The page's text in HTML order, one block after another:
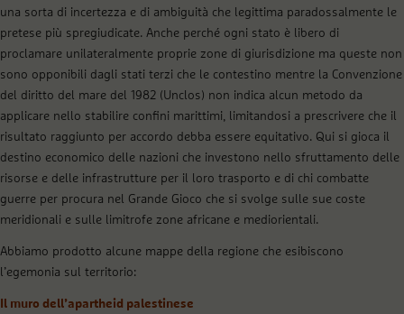
una sorta di incertezza e di ambiguità che legittima paradossalmente le
pretese più spregiudicate. Anche perché ogni stato è libero di
proclamare unilateralmente proprie zone di giurisdizione ma queste non
sono opponibili dagli stati terzi che le contestino mentre la Convenzione
del diritto del mare del 1982 (Unclos) non indica alcun metodo da
applicare nello stabilire confini marittimi, limitandosi a prescrivere che il
risultato raggiunto per accordo debba essere equitativo. Qui si gioca il
destino economico delle nazioni che investono nello sfruttamento delle
risorse e delle infrastrutture per il loro trasporto e di chi combatte
guerre per procura nel Grande Gioco che si svolge sulle sue coste
meridionali e sulle limitrofe zone africane e mediorientali.
Abbiamo prodotto alcune mappe della regione che esibiscono
l’egemonia sul territorio:
Il muro dell’apartheid palestinese